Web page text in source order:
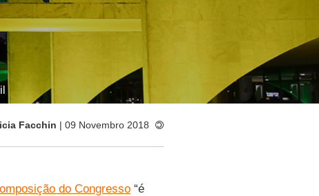
Facchin | 09 Novembro 2018
do Congresso“é